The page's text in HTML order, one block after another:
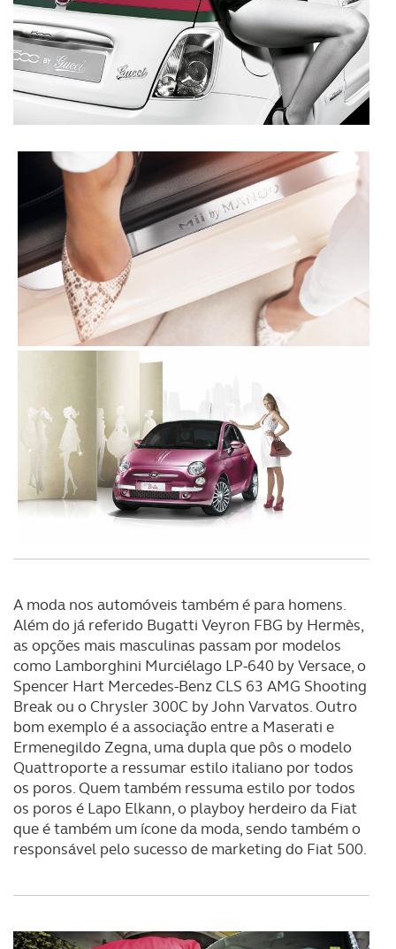
A moda nos automóveis também é para homens.
Além do já referido Bugatti Veyron FBG by Hermès,
as opções mais masculinas passam por modelos
como Lamborghini Murciélago LP-640 by Versace, o
Spencer Hart Mercedes-Benz CLS 63 AMG Shooting
Break ou o Chrysler 300C by John Varvatos. Outro
bom exemplo é a associação entre a Maserati e
Ermenegildo Zegna, uma dupla que pôs o modelo
Quattroporte a ressumar estilo italiano por todos
os poros. Quem também ressuma estilo por todos
os poros é Lapo Elkann, o playboy herdeiro da Fiat
que é também um ícone da moda, sendo também o
responsável pelo sucesso de marketing do Fiat 500.